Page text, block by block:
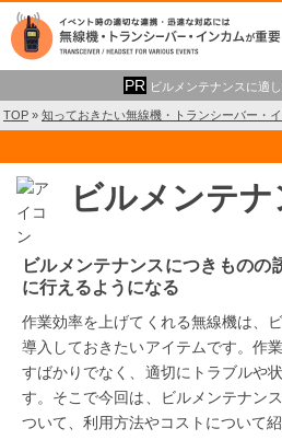
ビルメンテナンスに適
TOP » 知っておきたい無線機・トランシーバー・
ビルメンテ
ビルメンテナンスにつきものの
に行えるようになる
作業効率を上げてくれる無線機は、
導入しておきたいアイテムです。作
すばかりでなく、適切にトラブルや
す。そこで今回は、ビルメンテナン
ついて、利用方法やコストについて